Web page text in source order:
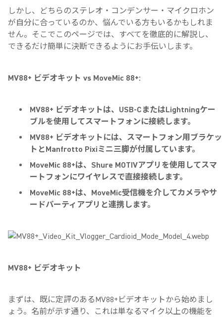
しかし、どちらのステレオ・コンデンサー・マイクロホン
が自分に合っているのか、悩んでいる方もいるかもしれま
せん。そこでこのページでは、すべてを徹底的に解説し、
できるだけ簡単に決断できるようにお手伝いします。
MV88+ ビデオキット vs MoveMic 88+:
MV88+ ビデオキットは、USB-CまたはLightningケー
ブルを使用してスマートフォンに接続します。
MV88+ ビデオキットには、スマートフォン用ブラケッ
トとManfrotto Pixiミニ三脚が付属しています。
MoveMic 88+は、Shure MOTIVアプリを使用してスマ
ートフォンにワイヤレスで直接接続します。
MoveMic 88+は、MoveMic受信機を介してカメラやサ
ードパーティアプリと連携します。
MV88+ ビデオキット
まずは、既に定評のあるMV88+ビデオキットから始めまし
ょう。名前が示す通り、これは単なるマイク以上の機能を